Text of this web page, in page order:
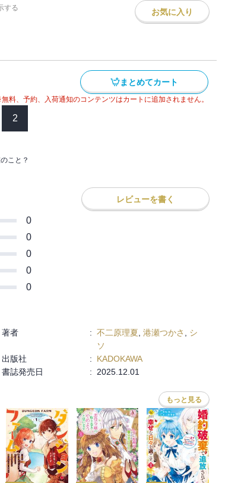
っぷりのハンバーグを作りま
する お気に入り
まとめてカート
料、予約、入荷通知のコンテンツはカートに追加されません。
2
こと？
レビューを書く
0
0
0
0
0
著者 : 不二原理夏 港瀬つかさ
シ
ソ
出版社 :
KADOKAWA
書誌発売日 :
2025.12.01
もっと見る